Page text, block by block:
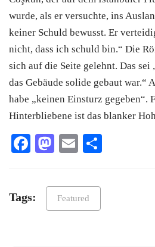
wurde, als er versuchte, ins
keiner Schuld bewusst. Er
nicht, dass ich schuld bin.“ Die
sich auf die Seite gelehnt. Das sei
das Gebäude solide gebaut war.“
habe „keinen Einsturz gegeben“.
Hinterbliebene ist das blanker
Facebook
Mastodon
Email
Tags: Featured